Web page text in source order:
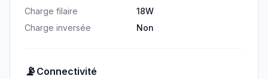
Charge filaire
18W
Charge inversée
Non
📡 Connectivité